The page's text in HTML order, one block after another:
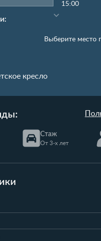
15:00
Выберите место
кресло
Стаж
От 3-х лет